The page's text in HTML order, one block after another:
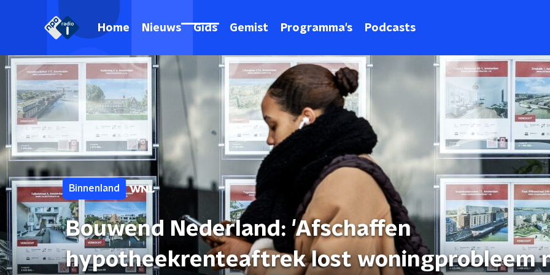
Home Nieuws Gids Gemist Programma's Podcasts
Binnenland
Bouwend Nederland: 'Afschaffen
hypotheekrenteaftrek lost woningprobleem